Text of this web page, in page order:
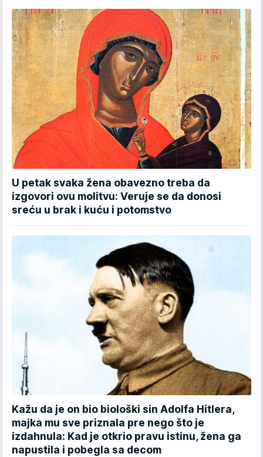
U petak svaka žena obavezno treba da
izgovori ovu molitvu: Veruje se da donosi
sreću u brak i kuću i potomstvo
Kažu da je on bio biološki sin Adolfa Hitlera,
majka mu sve priznala pre nego što je
izdahnula: Kad je otkrio pravu istinu, žena ga
napustila i pobegla sa decom